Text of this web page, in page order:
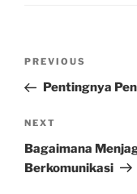
Previous
Post
PREVIOUS
Pentingnya
Next
Post
NEXT
Bagaimana
Berkomunikasi